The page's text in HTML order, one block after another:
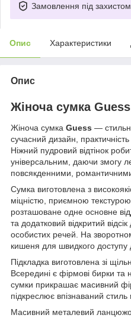
Замовлення під захистом
Опис Характеристики
Опис
Жіноча сумка Guess
Жіноча сумка Guess —
сучасний дизайн,
Ніжний пудровий відтінок
універсальним, даючи змогу
повсякденними,
Сумка виготовлена з
міцністю, приємною
розташоване одне основне
та додатковий відкритий відсік
особистих речей. На
кишеня для швидкого доступу
Підкладка виготовлена зі
Всередині є фірмові бирки
сумки прикрашає масивний
підкреслює впізнаваний стиль
Масивний металевий